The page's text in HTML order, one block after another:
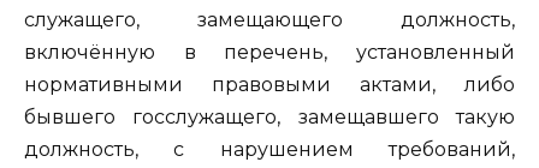
служащего, замещающего должность,
включённую в перечень, установленный
нормативными правовыми актами, либо
бывшего госслужащего, замещавшего такую
должность, с нарушением требований,